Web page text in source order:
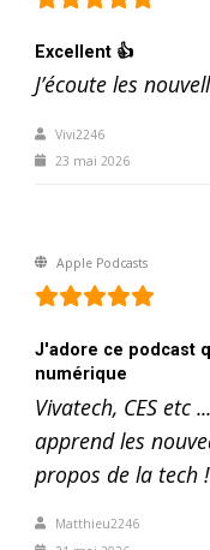
Excellent 👍
J’écoute les
Vivi2246
23 mai 2026
Apple Podcasts
J'adore ce podcast
numérique
Vivatech, CES etc
apprend les
propos de la tech !
Matthieu2246